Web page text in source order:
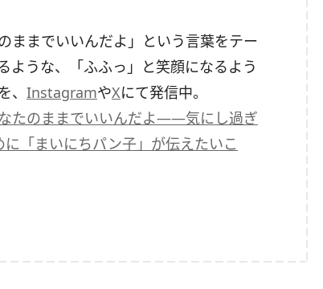
ままでいいんだよ」という言葉をテー
ような、「ふふっ」と笑顔になるよう
、 InstagramやXにて発信中。
なたのままでいいんだよ――気にし過ぎ
「まいにちパン子」が伝えたいこ